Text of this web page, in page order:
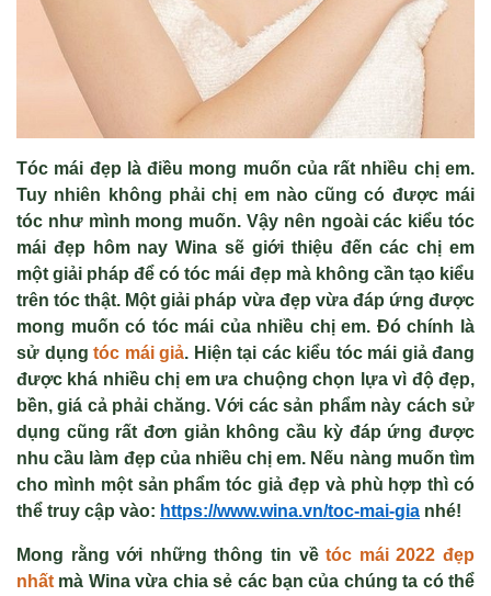
Tóc mái đẹp là điều mong muốn của rất nhiều chị em.
Tuy nhiên không phải chị em nào cũng có được mái
tóc như mình mong muốn. Vậy nên ngoài các kiểu tóc
mái đẹp hôm nay Wina sẽ giới thiệu đến các chị em
một giải pháp để có tóc mái đẹp mà không cần tạo kiểu
trên tóc thật. Một giải pháp vừa đẹp vừa đáp ứng được
mong muốn có tóc mái của nhiều chị em. Đó chính là
sử dụng tóc mái giả. Hiện tại các kiểu tóc mái giả đang
được khá nhiều chị em ưa chuộng chọn lựa vì độ đẹp,
bền, giá cả phải chăng. Với các sản phẩm này cách sử
dụng cũng rất đơn giản không cầu kỳ đáp ứng được
nhu cầu làm đẹp của nhiều chị em. Nếu nàng muốn tìm
cho mình một sản phẩm tóc giả đẹp và phù hợp thì có
thể truy cập vào: https://www.wina.vn/toc-mai-gia nhé!
Mong rằng với những thông tin về tóc mái 2022 đẹp
nhất mà Wina vừa chia sẻ các bạn của chúng ta có thể